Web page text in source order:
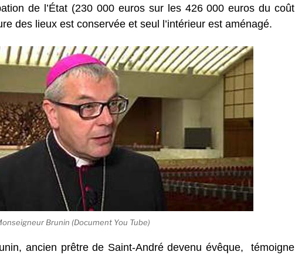
de l’État (230 000 euros sur les 426 000 euros du coût
des lieux est conservée et seul l’intérieur est aménagé.
Brunin (Document You Tube)
ancien prêtre de Saint-André devenu évêque,
témoigne